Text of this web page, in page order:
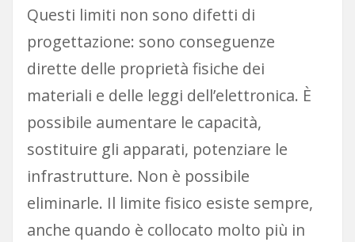
Questi limiti non sono difetti di
progettazione: sono conseguenze
dirette delle proprietà fisiche dei
materiali e delle leggi dell’elettronica. È
possibile aumentare le capacità,
sostituire gli apparati, potenziare le
infrastrutture. Non è possibile
eliminarle. Il limite fisico esiste sempre,
anche quando è collocato molto più in